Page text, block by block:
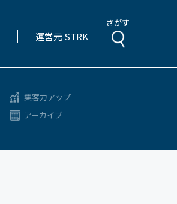
運営元 STRK
さがす
集客力アップ
アーカイブ